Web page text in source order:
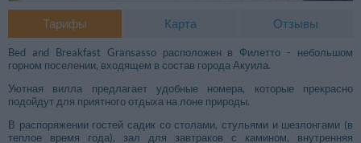
Тарифы Карта Отзывы
Bed and Breakfast Gransasso расположен в Филетто - небольшом
горном поселении, входящем в состав города Акуила.
Уютная вилла предлагает удобные номера, которые прекрасно
подойдут для приятного отдыха на лоне природы.
В распоряжении гостей садик со столами, стульями и шезлонгами (в
теплое время года), зал для завтраков с камином, внутренняя